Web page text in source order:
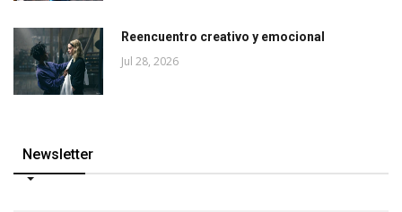
Reencuentro creativo y emocional
Jul 28, 2026
Newsletter